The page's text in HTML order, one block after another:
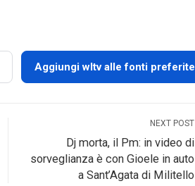
Aggiungi wltv alle fonti preferite
NEXT POST
Dj morta, il Pm: in video di
sorveglianza è con Gioele in auto
a Sant’Agata di Militello